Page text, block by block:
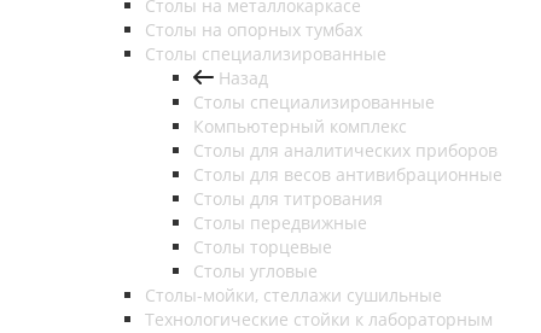
Столы на металлокаркасе
Столы на опорных тумбах
Столы специализированные
Назад
Столы специализированные
Компьютерный комплекс
Столы для аналитических приборов
Столы для весов антивибрационные
Столы для титрования
Столы передвижные
Столы торцевые
Столы угловые
Столы-мойки, стеллажи сушильные
Технологические стойки к лабораторным